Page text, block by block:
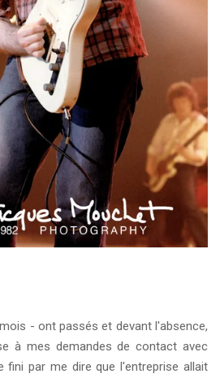
- ont passés et devant l'absence,
à mes demandes de contact avec
fini par me dire que l'entreprise allait